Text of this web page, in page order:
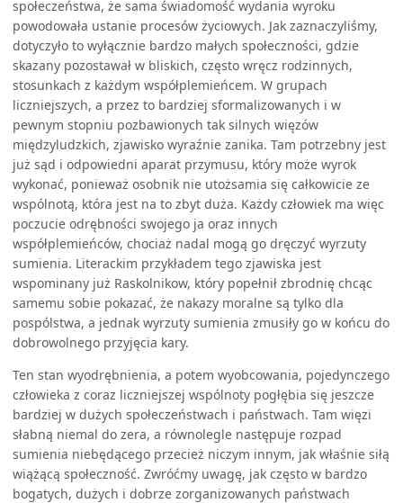
społeczeństwa, że sama świadomość wydania wyroku
powodowała ustanie procesów życiowych. Jak zaznaczyliśmy,
dotyczyło to wyłącznie bardzo małych społeczności, gdzie
skazany pozostawał w bliskich, często wręcz rodzinnych,
stosunkach z każdym współplemieńcem. W grupach
liczniejszych, a przez to bardziej sformalizowanych i w
pewnym stopniu pozbawionych tak silnych więzów
międzyludzkich, zjawisko wyraźnie zanika. Tam potrzebny jest
już sąd i odpowiedni aparat przymusu, który może wyrok
wykonać, ponieważ osobnik nie utożsamia się całkowicie ze
wspólnotą, która jest na to zbyt duża. Każdy człowiek ma więc
poczucie odrębności swojego ja oraz innych
współplemieńców, chociaż nadal mogą go dręczyć wyrzuty
sumienia. Literackim przykładem tego zjawiska jest
wspominany już Raskolnikow, który popełnił zbrodnię chcąc
samemu sobie pokazać, że nakazy moralne są tylko dla
pospólstwa, a jednak wyrzuty sumienia zmusiły go w końcu do
dobrowolnego przyjęcia kary.
Ten stan wyodrębnienia, a potem wyobcowania, pojedynczego
człowieka z coraz liczniejszej wspólnoty pogłębia się jeszcze
bardziej w dużych społeczeństwach i państwach. Tam więzi
słabną niemal do zera, a równolegle następuje rozpad
sumienia niebędącego przecież niczym innym, jak właśnie siłą
wiążącą społeczność. Zwróćmy uwagę, jak często w bardzo
bogatych, dużych i dobrze zorganizowanych państwach